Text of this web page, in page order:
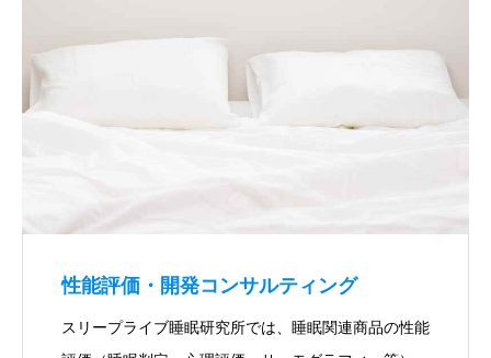
性能評価・開発コンサルティング
スリープライブ睡眠研究所では、睡眠関連商品の性能